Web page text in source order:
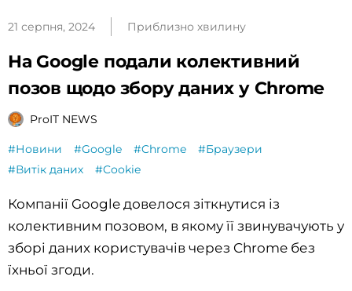
21 серпня, 2024 Приблизно хвилину
На Google подали колективний
позов щодо збору даних у Chrome
ProIT NEWS
#Новини #Google #Chrome
#Браузери
#Витік даних
#Cookie
Компанії Google довелося зіткнутися із
колективним позовом, в якому її звинувачують у
зборі даних користувачів через Chrome без
їхньої згоди.